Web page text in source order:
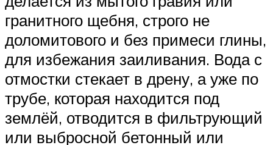
гранитного щебня, строго не
доломитового и без примеси глины,
для избежания заиливания. Вода с
отмостки стекает в дрену, а уже по
трубе, которая находится под
землёй, отводится в фильтрующий
или выбросной бетонный или